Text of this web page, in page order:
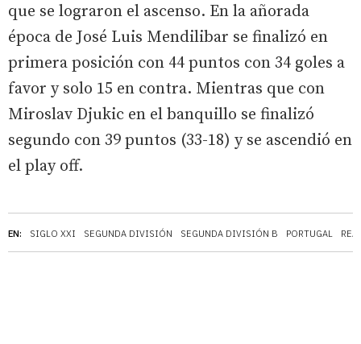
EN: SIGLO XXI SEGUNDA DIVISIÓN SEGUNDA DIVISIÓN B PORTUGAL
que se lograron el ascenso. En la añorada
época de José Luis Mendilibar se finalizó en
primera posición con 44 puntos con 34 goles a
favor y solo 15 en contra. Mientras que con
Miroslav Djukic en el banquillo se finalizó
segundo con 39 puntos (33-18) y se ascendió en
el play off.